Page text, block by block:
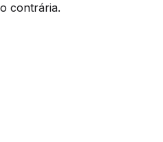
contrária.